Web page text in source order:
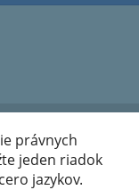
právnych
jeden riadok
jazykov.